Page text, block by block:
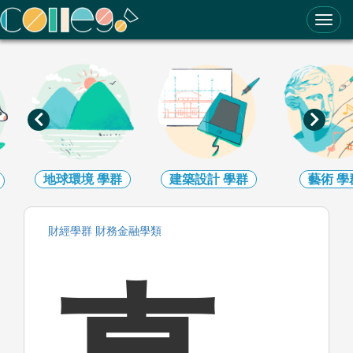
ColleGo! 大學選才與高中育才輔助系統
地球環境學群 建築設計學群 藝術 學
財經學群 財務金融學類